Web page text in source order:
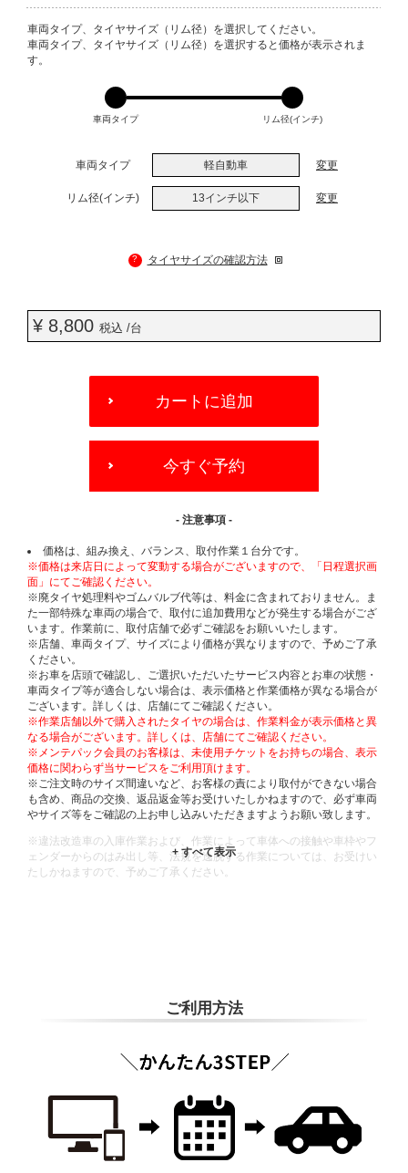
VARIATIONS
車両タイプ、タイヤサイズ（リム径）を選択してください。
車両タイプ、タイヤサイズ（リム径）を選択すると価格が表示されま
す。
車両タイプ リム径(インチ)
車両タイプ 軽自動車 変更
リム径(インチ) 13インチ以下 変更
? タイヤサイズの確認方法
¥ 8,800 税込 /台
OPTIONS
カートに追加
今すぐ予約
- 注意事項 -
価格は、組み換え、バランス、取付作業１台分です。
※価格は来店日によって変動する場合がございますので、「日程選択画
面」にてご確認ください。
※廃タイヤ処理料やゴムバルブ代等は、料金に含まれておりません。ま
た一部特殊な車両の場合で、取付に追加費用などが発生する場合がござ
います。作業前に、取付店舗で必ずご確認をお願いいたします。
※店舗、車両タイプ、サイズにより価格が異なりますので、予めご了承
ください。
※お車を店頭で確認し、ご選択いただいたサービス内容とお車の状態・
車両タイプ等が適合しない場合は、表示価格と作業価格が異なる場合が
ございます。詳しくは、店舗にてご確認ください。
※作業店舗以外で購入されたタイヤの場合は、作業料金が表示価格と異
なる場合がございます。詳しくは、店舗にてご確認ください。
※メンテパック会員のお客様は、未使用チケットをお持ちの場合、表示
価格に関わらず当サービスをご利用頂けます。
※ご注文時のサイズ間違いなど、お客様の責により取付ができない場合
も含め、商品の交換、返品返金等お受けいたしかねますので、必ず車両
やサイズ等をご確認の上お申し込みいただきますようお願い致します。
※違法改造車の入庫作業および、作業によって車体への接触や車枠やフ
ェンダーからのはみ出し等、法規を逸脱する作業については、お受けい
たしかねますので、予めご了承ください。
ご利用方法